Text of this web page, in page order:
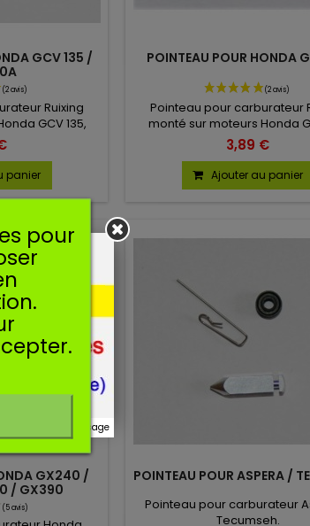
GCV 135 /
Ruixing
GCV 135,
190A.
panier
POINTEAU POUR HONDA
Pointeau pour carburateur
monté sur moteurs Honda
3,89 €
Ajouter au panier
GX240 /
/ GX390
POINTEAU POUR ASPERA /
Pointeau pour carburateur
Tecumseh.
pour
afficher ce message